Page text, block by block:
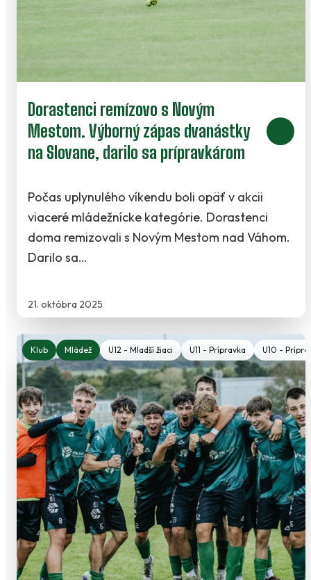
Dorastenci remízovo s Novým
Mestom. Výborný zápas dvanástky
na Slovane, darilo sa prípravkárom
21. októbra 2025
Počas uplynulého víkendu boli opäť v akcii
viaceré mládežnícke kategórie. Dorastenci
doma remizovali s Novým Mestom nad Váhom.
Darilo sa…
Klub Mládež U12 - Mladší žiaci U11 - Prípravka U10 -